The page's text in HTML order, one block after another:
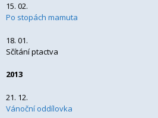
15. 02.
Po stopách mamuta
18. 01.
Sčítání ptactva
2013
21. 12.
Vánoční oddílovka